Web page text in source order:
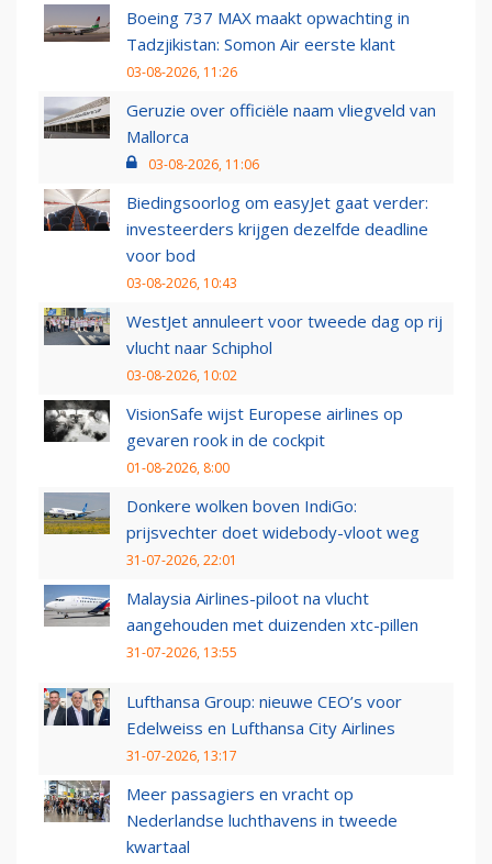
Boeing 737 MAX maakt opwachting in
Tadzjikistan: Somon Air eerste klant
03-08-2026, 11:26
Geruzie over officiële naam vliegveld van
Mallorca
03-08-2026, 11:06
Biedingsoorlog om easyJet gaat verder:
investeerders krijgen dezelfde deadline
voor bod
03-08-2026, 10:43
WestJet annuleert voor tweede dag op rij
vlucht naar Schiphol
03-08-2026, 10:02
VisionSafe wijst Europese airlines op
gevaren rook in de cockpit
01-08-2026, 8:00
Donkere wolken boven IndiGo:
prijsvechter doet widebody-vloot weg
31-07-2026, 22:01
Malaysia Airlines-piloot na vlucht
aangehouden met duizenden xtc-pillen
31-07-2026, 13:55
Lufthansa Group: nieuwe CEO’s voor
Edelweiss en Lufthansa City Airlines
31-07-2026, 13:17
Meer passagiers en vracht op
Nederlandse luchthavens in tweede
kwartaal